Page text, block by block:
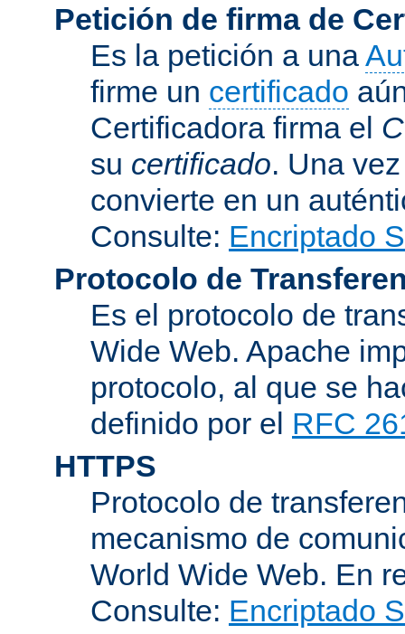
Petición de firma de
Es la petición a una
firme un certificado
Certificadora firma el
su certificado. Una
convierte en un
Consulte: Encriptado
Protocolo de
Es el protocolo de
Wide Web. Apache
protocolo, al que se
definido por el RFC
HTTPS
Protocolo de
mecanismo de
World Wide Web. En
Consulte: Encriptado